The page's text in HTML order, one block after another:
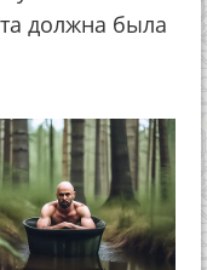
должна была